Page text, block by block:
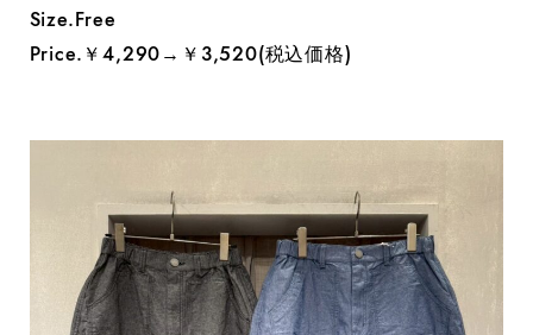
Size.Free
Price.￥4,290→￥3,520(税込価格)